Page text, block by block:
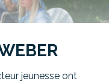
jeunesse ont